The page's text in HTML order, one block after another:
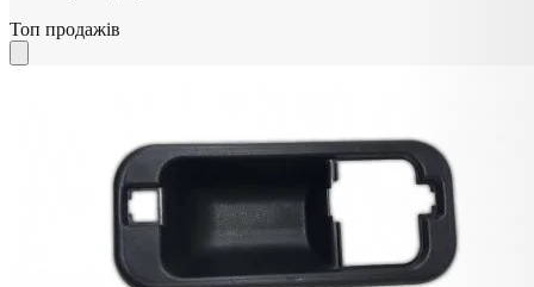
Топ продажів